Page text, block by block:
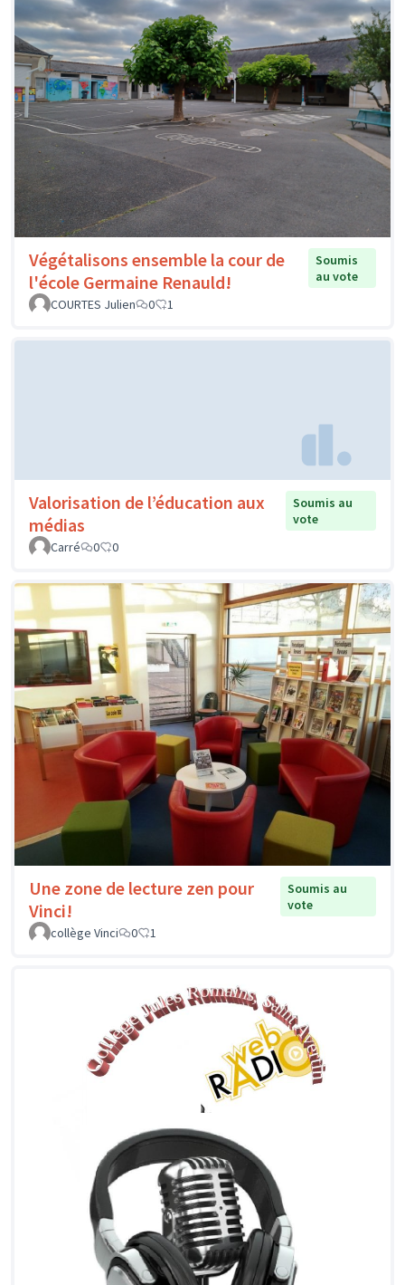
Végétalisons ensemble la cour de
l'école Germaine Renauld!
Soumis
au vote
COURTES Julien
0 1
Valorisation de l’éducation aux
médias
Soumis au
vote
Carré
0 0
Une zone de lecture zen pour
Vinci!
Soumis au
vote
collège Vinci
0 1